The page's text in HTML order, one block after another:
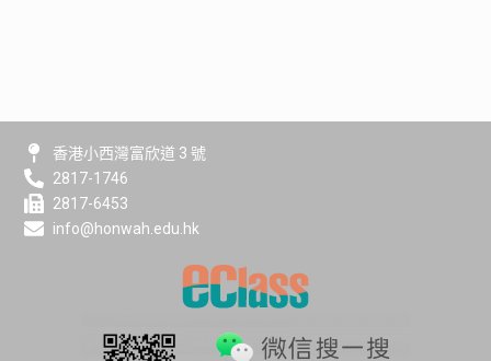
香港小西灣富欣道 3 號
2817-1746
2817-6453
info@honwah.edu.hk